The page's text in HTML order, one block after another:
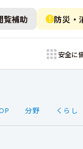
覧補助 防災・
安全に
分野 くらし